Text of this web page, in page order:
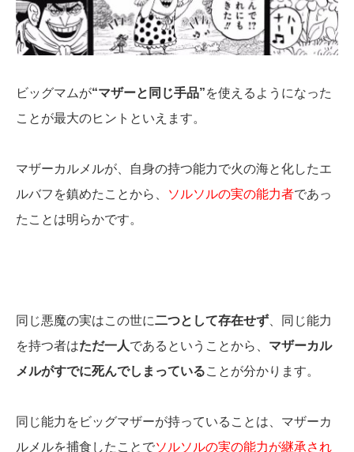
ビッグマムが“マザーと同じ手品”を使えるようになった
ことが最大のヒントといえます。
マザーカルメルが、自身の持つ能力で火の海と化したエ
ルバフを鎮めたことから、
ソルソルの実の能力者であっ
たことは明らかです。
同じ悪魔の実はこの世に二つとして存在せず 、同じ能力
を持つ者はただ一人であるということから、 マザーカル
メルがすでに死んでしまっていることが分かります。
同じ能力をビッグマザーが持っていることは、マザーカ
ルメルを捕食したことでソルソルの実の能力が継承され